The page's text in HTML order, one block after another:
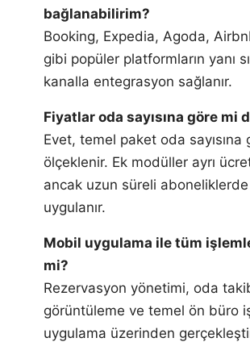
bağlanabilirim?
Booking, Expedia, Agoda,
gibi popüler platformların yanı
kanalla entegrasyon sağlanır.
Fiyatlar oda sayısına göre mi
Evet, temel paket oda sayısına
ölçeklenir. Ek modüller ayrı
ancak uzun süreli
uygulanır.
Mobil uygulama ile tüm
mi?
Rezervasyon yönetimi, oda
görüntüleme ve temel ön büro
uygulama üzerinden